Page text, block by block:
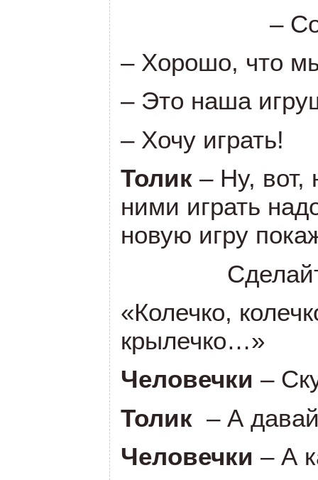
–
– Хорошо, что
– Это наша
– Хочу играть!
Толик – Ну, вот,
ними играть
новую игру
«Колечко,
крылечко…»
Человечки –
Толик – А
Человечки – А